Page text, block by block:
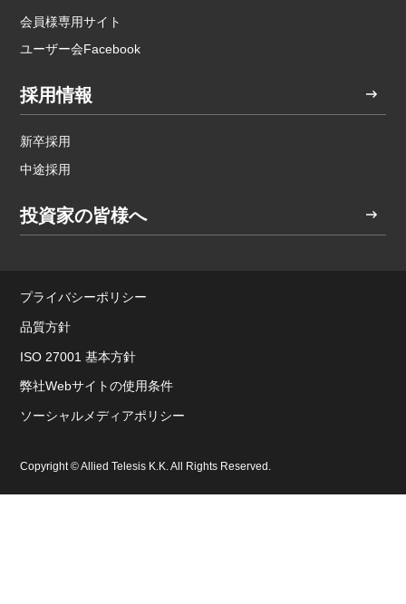
会員様専用サイト
ユーザー会Facebook
採用情報
新卒採用
中途採用
投資家の皆様へ
プライバシーポリシー
品質方針
ISO 27001 基本方針
弊社Webサイトの使用条件
ソーシャルメディアポリシー
Copyright © Allied Telesis K.K. All Rights Reserved.